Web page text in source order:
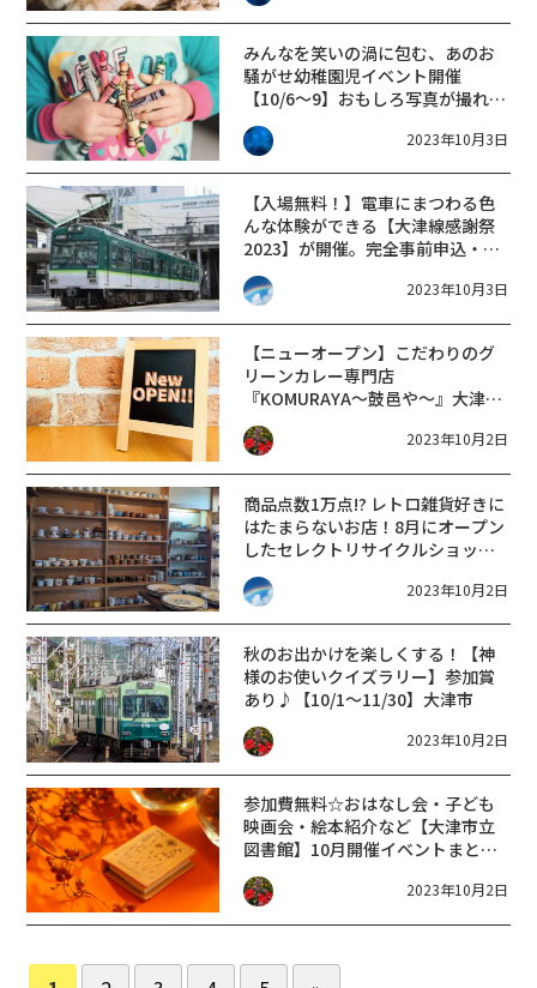
みんなを笑いの渦に包む、あのお
騒がせ幼稚園児イベント開催
【10/6～9】おもしろ写真が撮れる
フォトスポットetc【イオンタウン
湖南】
2023年10月3日
【入場無料！】電車にまつわる色
んな体験ができる【大津線感謝祭
2023】が開催。完全事前申込・抽
選制！
2023年10月3日
【ニューオープン】こだわりのグ
リーンカレー専門店
『KOMURAYA〜鼓邑や〜』大津市
今堅田にグランドオープン☆
2023年10月2日
商品点数1万点!? レトロ雑貨好きに
はたまらないお店！8月にオープン
したセレクトリサイクルショップ
「カレコレ堂」に行ってきまし
た。
2023年10月2日
秋のお出かけを楽しくする！【神
様のお使いクイズラリー】参加賞
あり♪【10/1～11/30】大津市
2023年10月2日
参加費無料☆おはなし会・子ども
映画会・絵本紹介など【大津市立
図書館】10月開催イベントまとめ
ました！
2023年10月2日